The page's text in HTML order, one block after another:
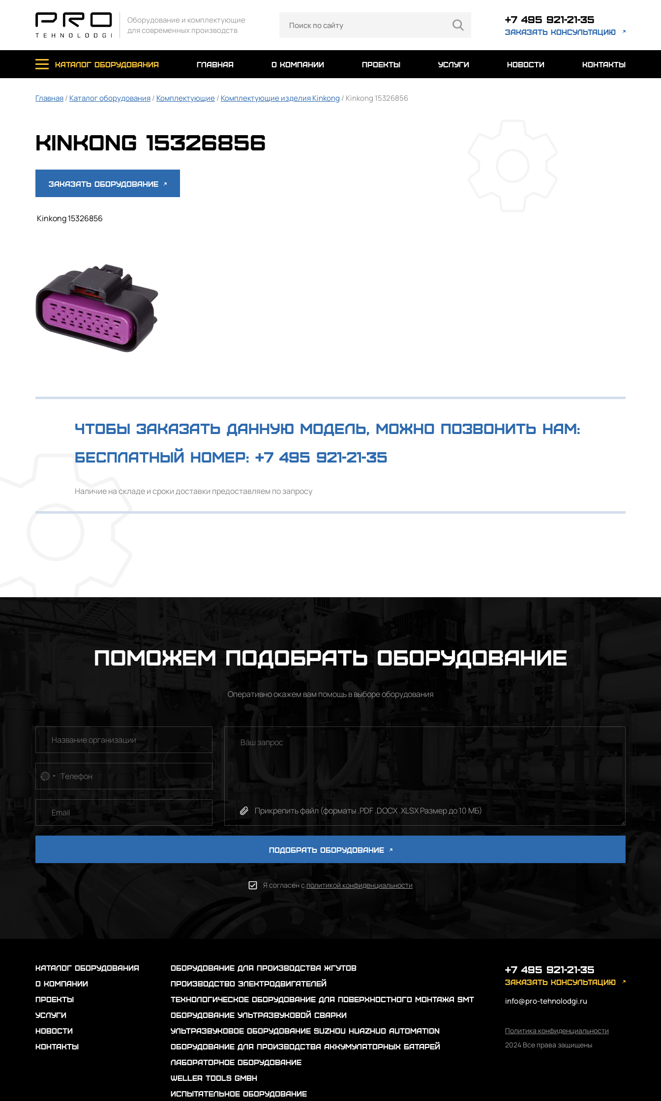
Оборудование и комплектующие
для современных производств
+7 495 921-21-35
заказать консультацию
каталог оборудования главная о компании проекты услуги новости контакты
Главная/ Каталог оборудования/ Комплектующие/ Комплектующие изделия Kinkong / Kinkong 15326856
Kinkong 15326856
Заказать оборудование
Kinkong 15326856
Чтобы заказать данную модель, можно позвонить нам:
Бесплатный номер: +7 495 921-21-35
Наличие на складе и сроки доставки предоставляем по запросу
Поможем подобрать оборудование
Оперативно окажем вам помощь в выборе оборудования
No
Прикрепить файл (форматы .PDF .DOCX .XLSX Размер до 10 МБ)
ПОДОБРАТЬ ОБОРУДОВАНИЕ
Я согласен с политикой конфиденциальности
каталог оборудования
о компании
проекты
услуги
новости
контакты
Оборудование для производства жгутов
Производство электродвигателей
Технологическое оборудование для поверхностного монтажа SMT
Оборудование ультразвуковой сварки
Ультразвуковое оборудование Suzhou Huazhuo automation
Оборудование для производства аккумуляторных батарей
Лабораторное оборудование
Weller Tools GmbH
Испытательное оборудование
+7 495 921-21-35
заказать консультацию
info@pro-tehnolodgi.ru
Политика конфиденциальности
2024 Все права защищены